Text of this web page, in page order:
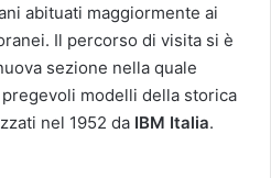
abituati maggiormente ai
Il percorso di visita si è
sezione nella quale
modelli della storica
nel 1952 da IBM Italia.